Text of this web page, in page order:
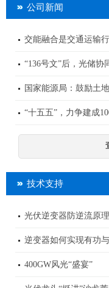
公司新闻
交能融合是交通运输
“136号文”后，光储协
国家能源局：鼓励土
“十五五”，力争建成
技术支持
光伏逆变器防逆流原
逆变器如何实现有功
400GW风光“盛宴”